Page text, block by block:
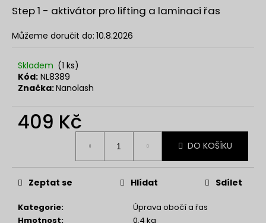
z
5
Step 1 - aktivátor pro lifting a laminaci řas
Můžeme doručit do: 10.8.2026
Skladem (1 ks)
Kód: NL8389
Značka:Nanolash
409 Kč
DO KOŠÍKU
Kategorie:
Úprava obočí a řas
Hmotnost:
0.4 kg
Zeptat se Hlídat Sdílet
u
e
e
SHINING
JEWEL
33ML